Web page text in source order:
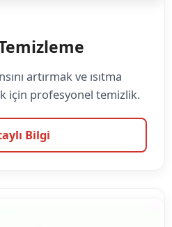
artırmak ve ısıtma
için profesyonel temizlik.
Bilgi